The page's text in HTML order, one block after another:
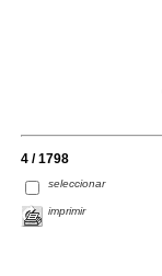
4 / 1798
seleccionar
imprimir